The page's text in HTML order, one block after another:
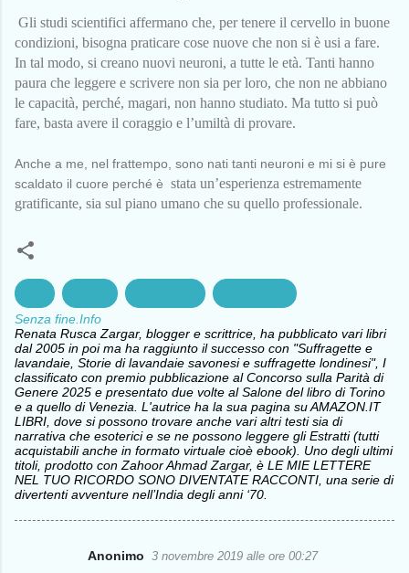
Gli studi scientifici affermano che, per tenere il cervello in buone
condizioni, bisogna praticare cose nuove che non si è usi a fare.
In tal modo, si creano nuovi neuroni, a tutte le età. Tanti hanno
paura che leggere e scrivere non sia per loro, che non ne abbiano
le capacità, perché, magari, non hanno studiato. Ma tutto si può
fare, basta avere il coraggio e l’umiltà di provare.
Anche a me, nel frattempo, sono nati tanti neuroni e mi si è pure
scaldato il cuore perché è stata un’esperienza estremamente
gratificante, sia sul piano umano che su quello professionale.
Senza fine.Info
Renata Rusca Zargar, blogger e scrittrice, ha pubblicato vari libri
dal 2005 in poi ma ha raggiunto il successo con "Suffragette e
lavandaie, Storie di lavandaie savonesi e suffragette londinesi", I
classificato con premio pubblicazione al Concorso sulla Parità di
Genere 2025 e presentato due volte al Salone del libro di Torino
e a quello di Venezia. L'autrice ha la sua pagina su AMAZON.IT
LIBRI, dove si possono trovare anche vari altri testi sia di
narrativa che esoterici e se ne possono leggere gli Estratti (tutti
acquistabili anche in formato virtuale cioè ebook). Uno degli ultimi
titoli, prodotto con Zahoor Ahmad Zargar, è LE MIE LETTERE
NEL TUO RICORDO SONO DIVENTATE RACCONTI, una serie di
divertenti avventure nell’India degli anni ‘70.
Anonimo 3 novembre 2019 alle ore 00:27